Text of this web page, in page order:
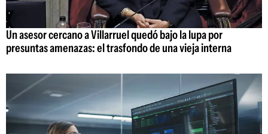
Un asesor cercano a Villarruel quedó bajo la lupa por
presuntas amenazas: el trasfondo de una vieja interna